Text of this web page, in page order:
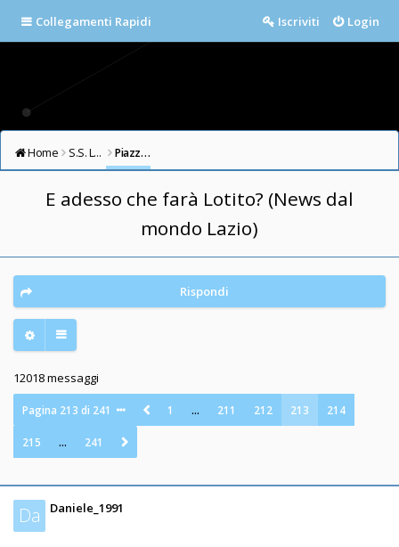
Collegamenti Rapidi Login
Iscriviti
Home S.S. LAZIO FORUM Piazza della Libertà
E adesso che farà Lotito? (News dal
mondo Lazio)
Rispondi
12018 messaggi
Pagina 213 di 241 1 … 211 212 213 214
215 … 241
Da Daniele_1991